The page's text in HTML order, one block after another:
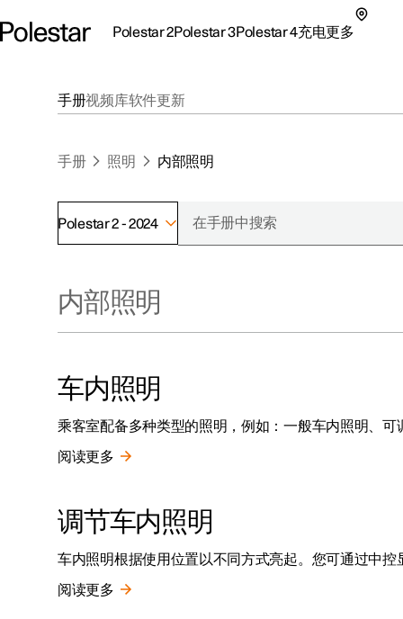
Polestar 2Polestar 3Polestar 4充电更多
探索Polestar 2
联系我们
极星官方二手车
探索Polestar 3
联系我们
探索Polestar 4
探索充电
公共充电
家庭充电
车主服务
新闻
手册视频库软件更新
手册 照明 内部照明
Polestar 2 - 2024
内部照明
车内照明
乘客室配备多种类型的照明，例如：一般车内照明、可
阅读更多
调节车内照明
车内照明根据使用位置以不同方式亮起。您可通过中控
阅读更多